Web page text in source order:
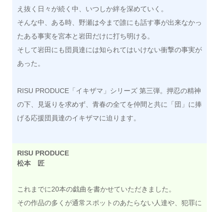
え抜く日々が続く中、いつしか絆を深めていく。
そんな中、ある時、野瀬は今まで誰にも話す事が出来なかっ
たある事実を宮本と岩田だけに打ち明ける。
そして岩田にも団員達には知られてはいけない衝撃の事実が
あった。
RISU PRODUCE「イキザマ」シリーズ 第三弾。押忍の精神
の下、見返りを求めず、青春の全てを仲間と共に「団」に捧
げる応援団員達のイキザマに迫ります。
RISU PRODUCE
松本 匠
これまでに20本の戯曲を書かせていただきました。
その作品の多くが通常スポットのあたらない人達や、犯罪に